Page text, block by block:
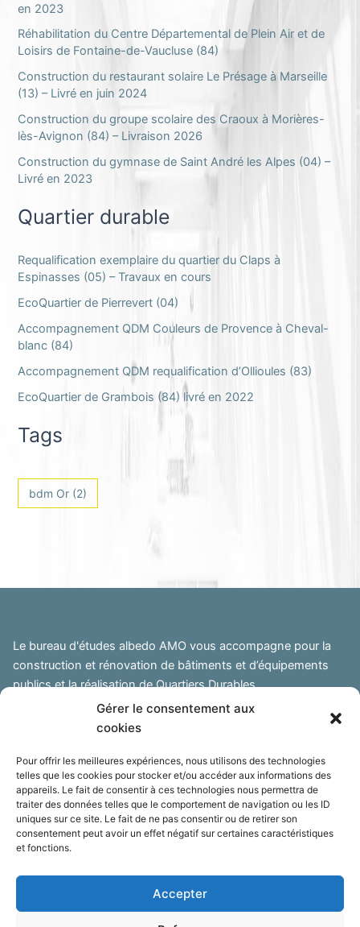
Gérer le consentement aux
cookies
Pour offrir les meilleures expériences, nous utilisons des technologies
telles que les cookies pour stocker et/ou accéder aux informations des
appareils. Le fait de consentir à ces technologies nous permettra de
traiter des données telles que le comportement de navigation ou les ID
uniques sur ce site. Le fait de ne pas consentir ou de retirer son
consentement peut avoir un effet négatif sur certaines caractéristiques
et fonctions.
Accepter
en 2023
Réhabilitation du Centre Départemental de Plein Air et de
Loisirs de Fontaine-de-Vaucluse (84)
Construction du restaurant solaire Le Présage à Marseille
(13) – Livré en juin 2024
Construction du groupe scolaire des Craoux à Morières-
lès-Avignon (84) – Livraison 2026
Construction du gymnase de Saint André les Alpes (04) –
Livré en 2023
Quartier durable
Requalification exemplaire du quartier du Claps à
Espinasses (05) – Travaux en cours
EcoQuartier de Pierrevert (04)
Accompagnement QDM Couleurs de Provence à Cheval-
blanc (84)
Accompagnement QDM requalification d’Ollioules (83)
EcoQuartier de Grambois (84) livré en 2022
Tags
bdm Or (2)
Le bureau d'études albedo AMO vous accompagne pour la
construction et rénovation de bâtiments et d’équipements
publics et la réalisation de Quartiers Durables.
Bureau :
Atelier des collines, 04100 Manosque
albedo AMO
Sébastien Maucci, gérant
› Formulaire de contact